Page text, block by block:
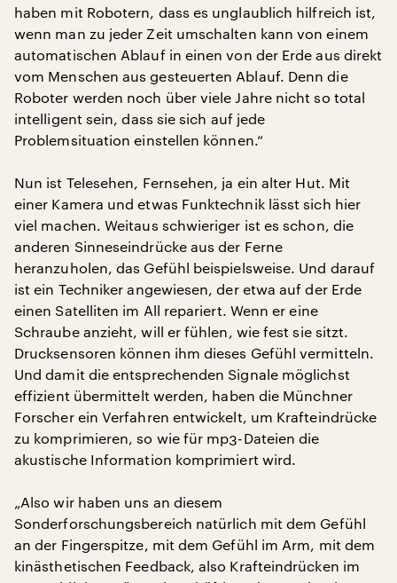
haben mit Robotern, dass es unglaublich hilfreich ist,
wenn man zu jeder Zeit umschalten kann von einem
automatischen Ablauf in einen von der Erde aus direkt
vom Menschen aus gesteuerten Ablauf. Denn die
Roboter werden noch über viele Jahre nicht so total
intelligent sein, dass sie sich auf jede
Problemsituation einstellen können.“
Nun ist Telesehen, Fernsehen, ja ein alter Hut. Mit
einer Kamera und etwas Funktechnik lässt sich hier
viel machen. Weitaus schwieriger ist es schon, die
anderen Sinneseindrücke aus der Ferne
heranzuholen, das Gefühl beispielsweise. Und darauf
ist ein Techniker angewiesen, der etwa auf der Erde
einen Satelliten im All repariert. Wenn er eine
Schraube anzieht, will er fühlen, wie fest sie sitzt.
Drucksensoren können ihm dieses Gefühl vermitteln.
Und damit die entsprechenden Signale möglichst
effizient übermittelt werden, haben die Münchner
Forscher ein Verfahren entwickelt, um Krafteindrücke
zu komprimieren, so wie für mp3-Dateien die
akustische Information komprimiert wird.
„Also wir haben uns an diesem
Sonderforschungsbereich natürlich mit dem Gefühl
an der Fingerspitze, mit dem Gefühl im Arm, mit dem
kinästhetischen Feedback, also Krafteindrücken im